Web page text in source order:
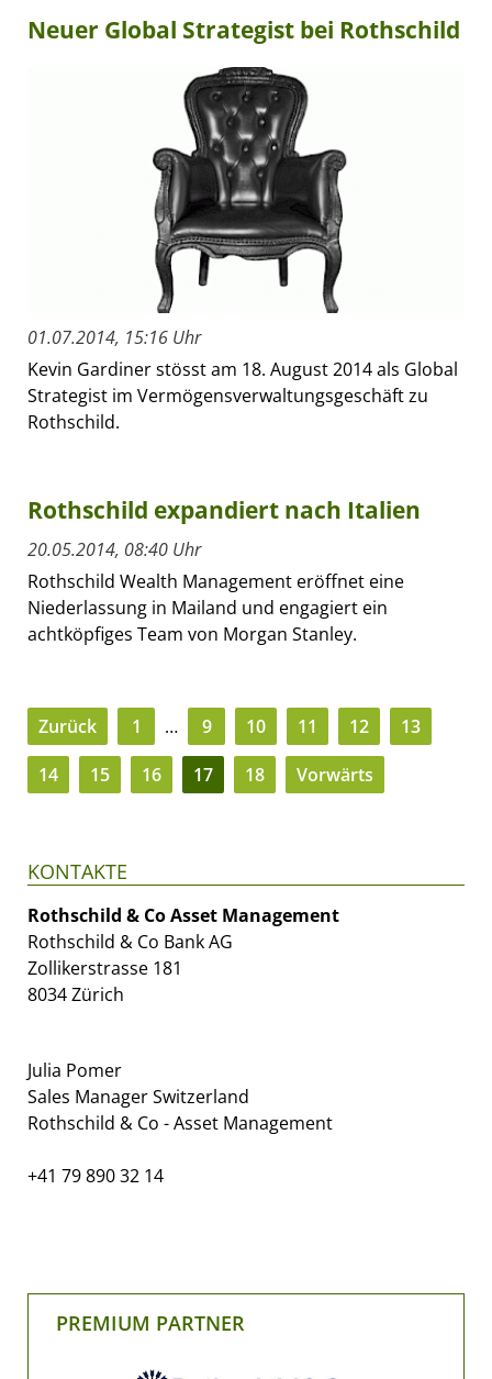
Neuer Global Strategist bei Rothschild
01.07.2014, 15:16 Uhr
Kevin Gardiner stösst am 18. August 2014 als Global
Strategist im Vermögensverwaltungsgeschäft zu
Rothschild.
Rothschild expandiert nach Italien
20.05.2014, 08:40 Uhr
Rothschild Wealth Management eröffnet eine
Niederlassung in Mailand und engagiert ein
achtköpfiges Team von Morgan Stanley.
Zurück 1 … 9 10 11 12
13
14
15 16 17 18 Vorwärts
KONTAKTE
Rothschild & Co Asset Management
Rothschild & Co Bank AG
Zollikerstrasse 181
8034 Zürich
Julia Pomer
Sales Manager Switzerland
Rothschild & Co - Asset Management
+41 79 890 32 14
PREMIUM PARTNER